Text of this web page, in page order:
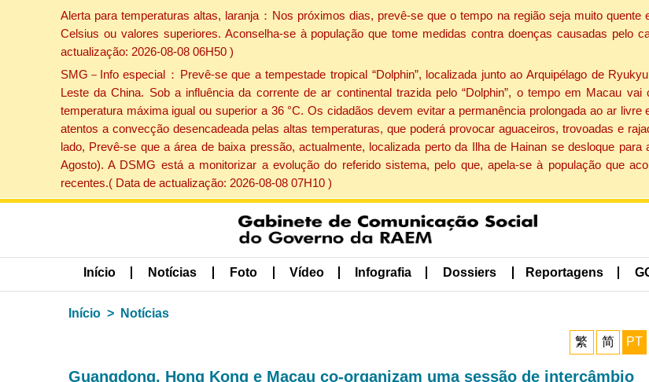
Alerta para temperaturas altas, laranja：Nos próximos dias, prevê-se que o tempo na região seja muito
Celsius ou valores superiores. Aconselha-se à população que tome medidas contra doenças causadas pelo
actualização: 2026-08-08 06H50 )
SMG－Info especial：Prevê-se que a tempestade tropical “Dolphin”, localizada junto ao Arquipélago de
Leste da China. Sob a influência da corrente de ar continental trazida pelo “Dolphin”, o tempo em Macau
temperatura máxima igual ou superior a 36 °C. Os cidadãos devem evitar a permanência prolongada ao ar
atentos a convecção desencadeada pelas altas temperaturas, que poderá provocar aguaceiros, trovoadas e
lado, Prevê-se que a área de baixa pressão, actualmente, localizada perto da Ilha de Hainan se desloque
Agosto). A DSMG está a monitorizar a evolução do referido sistema, pelo que, apela-se à população que
recentes.( Data de actualização: 2026-08-08 07H10 )
Início Notícias Foto Vídeo Infografia Dossiers Reportagens
Início Notícias
繁 简 PT
Guangdong, Hong Kong e Macau co-organizam uma sessão de intercâmbio